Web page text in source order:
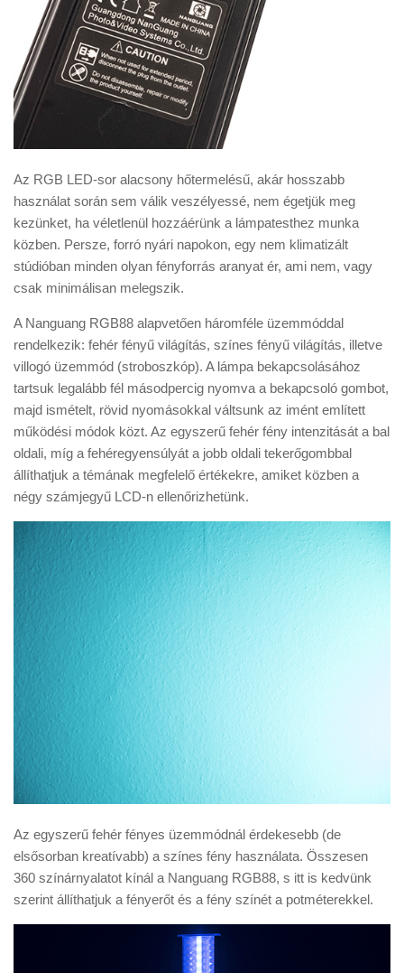
Az RGB LED-sor alacsony hőtermelésű, akár hosszabb
használat során sem válik veszélyessé, nem égetjük meg
kezünket, ha véletlenül hozzáérünk a lámpatesthez munka
közben. Persze, forró nyári napokon, egy nem klimatizált
stúdióban minden olyan fényforrás aranyat ér, ami nem, vagy
csak minimálisan melegszik.
A Nanguang RGB88 alapvetően háromféle üzemmóddal
rendelkezik: fehér fényű világítás, színes fényű világítás, illetve
villogó üzemmód (stroboszkóp). A lámpa bekapcsolásához
tartsuk legalább fél másodpercig nyomva a bekapcsoló gombot,
majd ismételt, rövid nyomásokkal váltsunk az imént említett
működési módok közt. Az egyszerű fehér fény intenzitását a bal
oldali, míg a fehéregyensúlyát a jobb oldali tekerőgombbal
állíthatjuk a témának megfelelő értékekre, amiket közben a
négy számjegyű LCD-n ellenőrizhetünk.
Az egyszerű fehér fényes üzemmódnál érdekesebb (de
elsősorban kreatívabb) a színes fény használata. Összesen
360 színárnyalatot kínál a Nanguang RGB88, s itt is kedvünk
szerint állíthatjuk a fényerőt és a fény színét a potméterekkel.